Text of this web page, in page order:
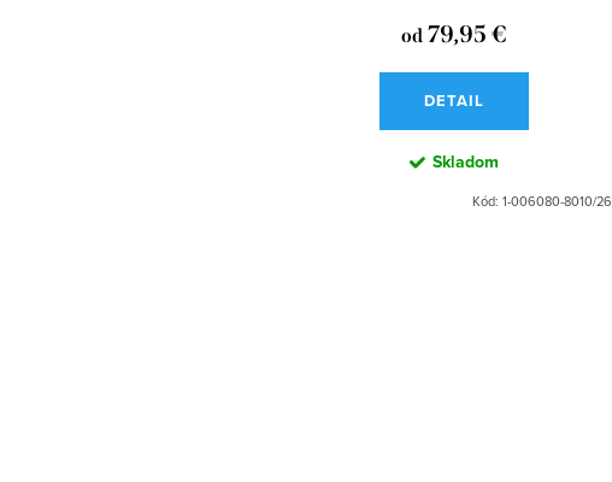
od 79,95 €
DETAIL
Skladom
Kód: 1-006080-8010/26